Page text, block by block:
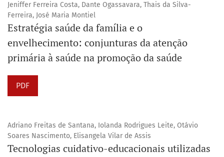
Jeniffer Ferreira Costa, Dante Ogassavara, Thais da Silva-
Ferreira, José Maria Montiel
Estratégia saúde da família e o
envelhecimento: conjunturas da atenção
primária à saúde na promoção da saúde
PDF
Adriano Freitas de Santana, Iolanda Rodrigues Leite, Otávio
Soares Nascimento, Elisangela Vilar de Assis
Tecnologias cuidativo-educacionais utilizadas